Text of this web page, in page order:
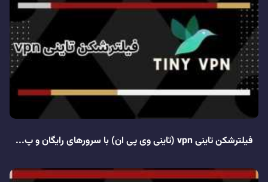
فیلترشکن تاینی vpn (تاینی وی پی ان) با سرورهای رایگان و پ...